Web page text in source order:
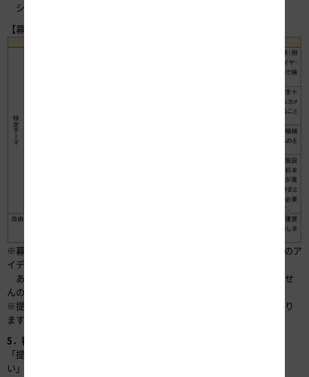
ション化される前など、構想段階のアイデアを募集するもの
【募集テーマ（5件）】
※募集テーマの具体例は、別紙-1「応募内容の選択方法と募集テーマのア
イデア例」をご覧ください。
あくまで例示ですので、提示する内容のみを求めるものではありませ
んのでご留意ください。
※提供する活用データは、募集期間中に追加または削除する場合があり
ます。
5．審査基準
「提案の適正性」、「高速道路事業の高度化や課題解決への貢献度合
い」、「提案の独創性」を総合して評価します。